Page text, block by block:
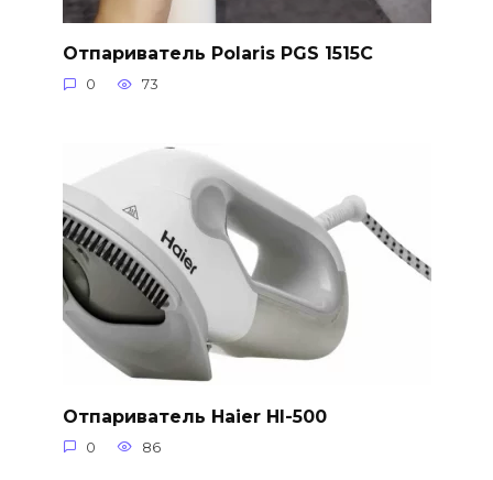
Отпариватель Polaris PGS 1515C
0 73
Отпариватель Haier HI-500
0 86